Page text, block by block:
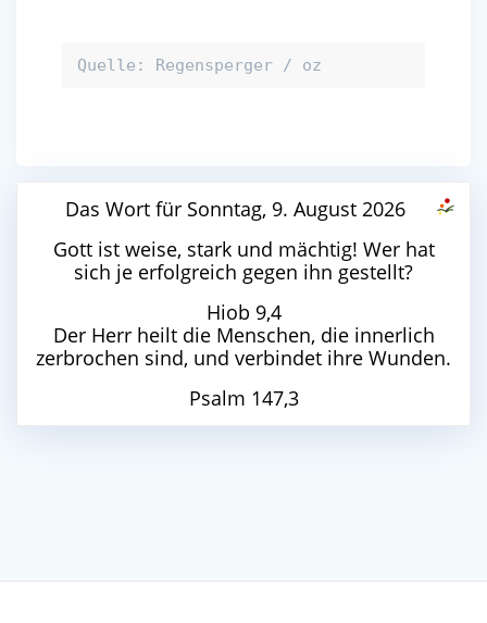
Quelle: Regensperger / oz
Das Wort für Sonntag, 9. August 2026
Gott ist weise, stark und mächtig! Wer hat
sich je erfolgreich gegen ihn gestellt?
Hiob 9,4
Der Herr heilt die Menschen, die innerlich
zerbrochen sind, und verbindet ihre Wunden.
Psalm 147,3